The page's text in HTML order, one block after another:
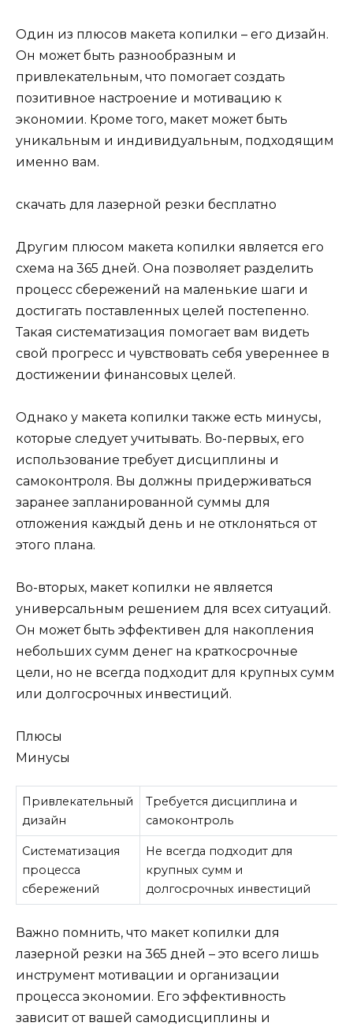
Один из плюсов макета копилки – его дизайн.
Он может быть разнообразным и
привлекательным, что помогает создать
позитивное настроение и мотивацию к
экономии. Кроме того, макет может быть
уникальным и индивидуальным, подходящим
именно вам.
скачать для лазерной резки бесплатно
Другим плюсом макета копилки является его
схема на 365 дней. Она позволяет разделить
процесс сбережений на маленькие шаги и
достигать поставленных целей постепенно.
Такая систематизация помогает вам видеть
свой прогресс и чувствовать себя увереннее в
достижении финансовых целей.
Однако у макета копилки также есть минусы,
которые следует учитывать. Во-первых, его
использование требует дисциплины и
самоконтроля. Вы должны придерживаться
заранее запланированной суммы для
отложения каждый день и не отклоняться от
этого плана.
Во-вторых, макет копилки не является
универсальным решением для всех ситуаций.
Он может быть эффективен для накопления
небольших сумм денег на краткосрочные
цели, но не всегда подходит для крупных сумм
или долгосрочных инвестиций.
Плюсы
Минусы
Привлекательный
дизайн
Требуется дисциплина и
самоконтроль
Систематизация
процесса
сбережений
Не всегда подходит для
крупных сумм и
долгосрочных инвестиций
Важно помнить, что макет копилки для
лазерной резки на 365 дней – это всего лишь
инструмент мотивации и организации
процесса экономии. Его эффективность
зависит от вашей самодисциплины и